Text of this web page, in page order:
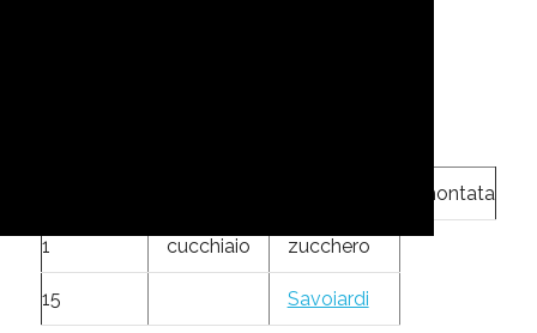
montata
1 cucchiaio zucchero
15 Savoiardi